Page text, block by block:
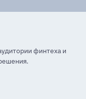
финтеха и